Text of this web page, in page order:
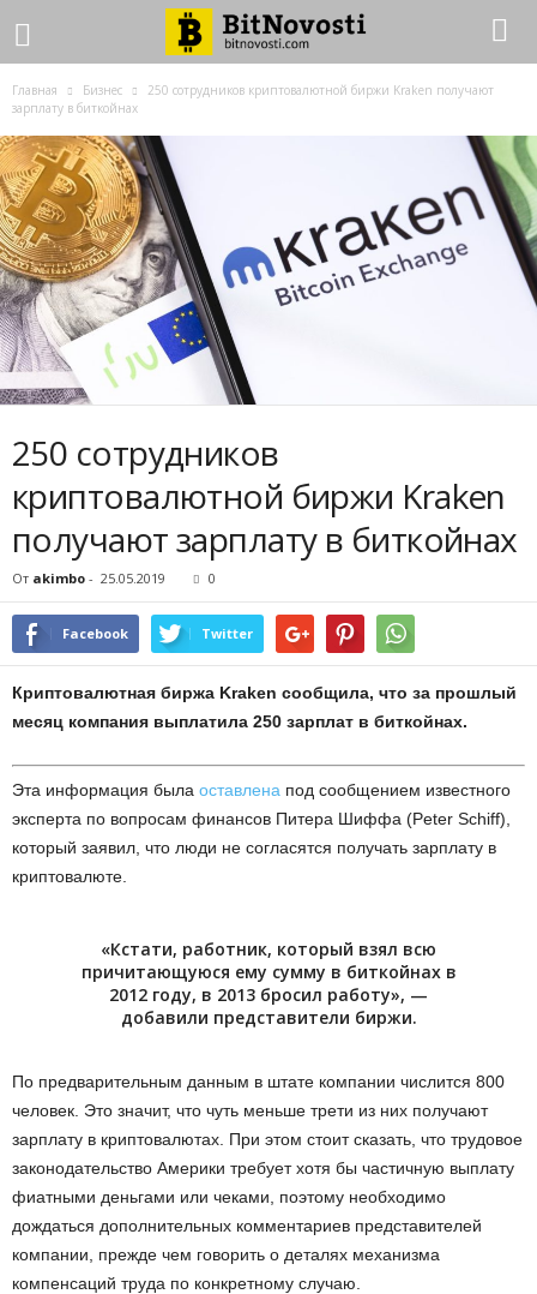
Главная Бизнес
250 сотрудников криптовалютной биржи Kraken получают
зарплату в биткойнах
250 сотрудников
криптовалютной биржи Kraken
получают зарплату в биткойнах
От akimbo - 25.05.2019 0
Facebook Twitter
Криптовалютная биржа Kraken сообщила, что за прошлый
месяц компания выплатила 250 зарплат в биткойнах.
Эта информация была оставлена под сообщением известного
эксперта по вопросам финансов Питера Шиффа (Peter Schiff),
который заявил, что люди не согласятся получать зарплату в
криптовалюте.
«Кстати, работник, который взял всю
причитающуюся ему сумму в биткойнах в
2012 году, в 2013 бросил работу», —
добавили представители биржи.
По предварительным данным в штате компании числится 800
человек. Это значит, что чуть меньше трети из них получают
зарплату в криптовалютах. При этом стоит сказать, что трудовое
законодательство Америки требует хотя бы частичную выплату
фиатными деньгами или чеками, поэтому необходимо
дождаться дополнительных комментариев представителей
компании, прежде чем говорить о деталях механизма
компенсаций труда по конкретному случаю.